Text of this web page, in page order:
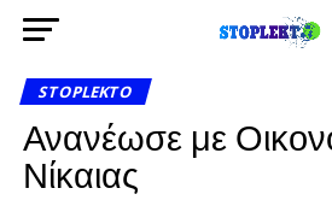
STOPLEKTO
Ανανέωσε με
Νίκαιας